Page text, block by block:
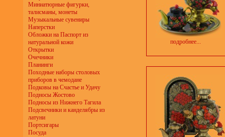
Миниатюрные фигурки,
талисманы, монеты
Музыкальные сувениры
Наперстки
Обложки на Паспорт из
натуральной кожи
Открытки
Очечники
Планинги
Походные наборы столовых
приборов в чемодане
Подковы на Счастье и Удачу
Подносы Жостово
Подносы из Нижнего Тагила
Подсвечники и канделябры из
латуни
Портсигары
Посуда
подробнее...